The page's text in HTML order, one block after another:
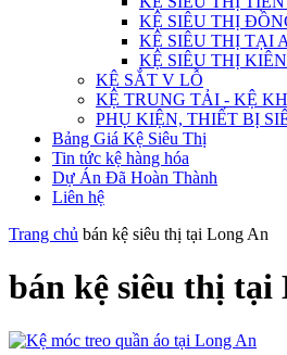
KỆ SIÊU THỊ
KỆ SIÊU THỊ TẠI
KỆ SIÊU THỊ
KỆ SẮT V LỖ
KỆ TRUNG TẢI - KỆ
PHỤ KIỆN, THIẾT BỊ
Bảng Giá Kệ Siêu Thị
Tin tức kệ hàng hóa
Dự Án Đã Hoàn Thành
Liên hệ
Trang chủ bán kệ siêu thị tại Long An
bán kệ siêu thị tại